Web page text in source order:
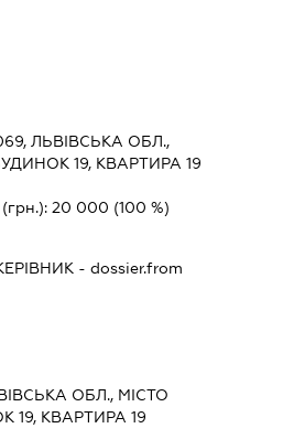
ЛЬВІВСЬКА ОБЛ.,
19, КВАРТИРА 19
20 000 (100 %)
- dossier.from
ОБЛ., МІСТО
19, КВАРТИРА 19